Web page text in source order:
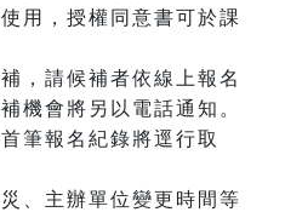
用，授權同意書可於課
，請候補者依線上報名
機會將另以電話通知。
筆報名紀錄將逕行取
、主辦單位變更時間等